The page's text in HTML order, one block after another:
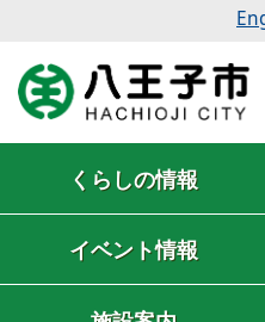
くらしの情報
イベント情報